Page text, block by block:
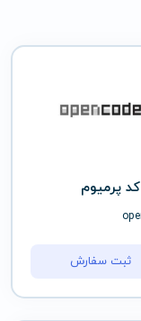
پرمیوم
ثبت سفارش